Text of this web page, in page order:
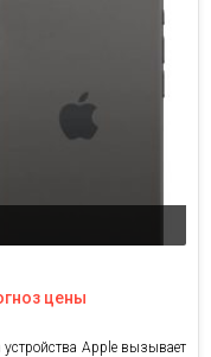
цены
Apple вызывает